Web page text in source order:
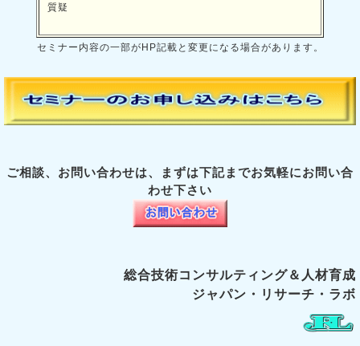
質疑
セミナー内容の一部がHP記載と変更になる場合があります。
ご相談、お問い合わせは、まずは下記までお気軽にお問い合
わせ下さい
総合技術コンサルティング＆人材育成
ジャパン・リサーチ・ラボ